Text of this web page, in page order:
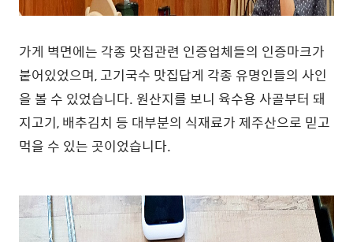
가게 벽면에는 각종 맛집관련 인증업체들의 인증마크가
붙어있었으며, 고기국수 맛집답게 각종 유명인들의 사인
을 볼 수 있었습니다. 원산지를 보니 육수용 사골부터 돼
지고기, 배추김치 등 대부분의 식재료가 제주산으로 믿고
먹을 수 있는 곳이었습니다.